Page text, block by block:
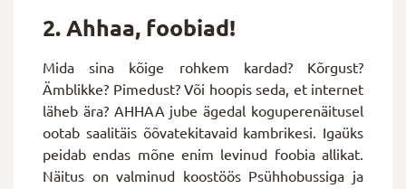
2. Ahhaa, foobiad!
Mida sina kõige rohkem kardad? Kõrgust?
Ämblikke? Pimedust? Või hoopis seda, et internet
läheb ära? AHHAA jube ägedal koguperenäitusel
ootab saalitäis õõvatekitavaid kambrikesi. Igaüks
peidab endas mõne enim levinud foobia allikat.
Näitus on valminud koostöös Psühhobussiga ja